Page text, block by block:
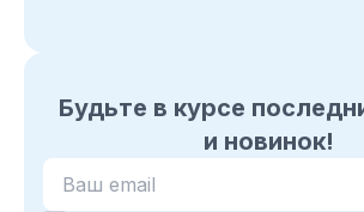
Будьте в курсе
и новинок!
Ваш email для подписки на